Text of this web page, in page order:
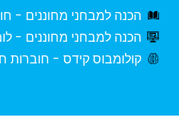
o
k
הכנה למבחני מחוננים -
הכנה למבחני מחוננים -
קולומבוס קידס - חוברות